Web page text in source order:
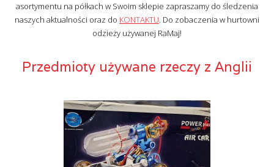
asortymentu na półkach w Swoim sklepie zapraszamy do śledzenia
naszych aktualności oraz do KONTAKTU. Do zobaczenia w hurtowni
odzieży używanej RaMaj!
Przedmioty używane rzeczy z Anglii